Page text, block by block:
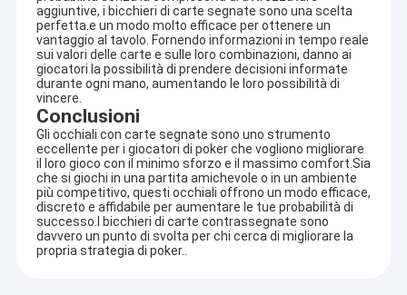
aggiuntive, i bicchieri di carte segnate sono una scelta
perfetta.e un modo molto efficace per ottenere un
vantaggio al tavolo. Fornendo informazioni in tempo reale
sui valori delle carte e sulle loro combinazioni, danno ai
giocatori la possibilità di prendere decisioni informate
durante ogni mano, aumentando le loro possibilità di
vincere.
Conclusioni
Gli occhiali con carte segnate sono uno strumento
eccellente per i giocatori di poker che vogliono migliorare
il loro gioco con il minimo sforzo e il massimo comfort.Sia
che si giochi in una partita amichevole o in un ambiente
più competitivo, questi occhiali offrono un modo efficace,
discreto e affidabile per aumentare le tue probabilità di
successo.I bicchieri di carte contrassegnate sono
davvero un punto di svolta per chi cerca di migliorare la
propria strategia di poker..